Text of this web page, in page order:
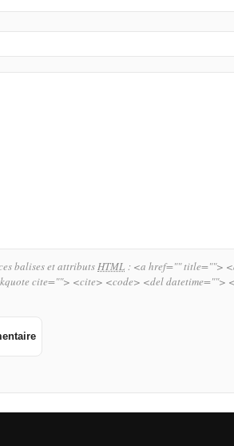
balises et attributsHTML : <a href="" title="">
cite=""> <cite> <code> <del datetime="">